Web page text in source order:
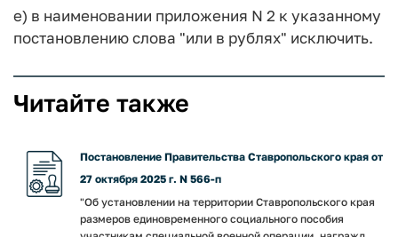
е) в наименовании приложения N 2 к указанному
постановлению слова "или в рублях" исключить.
Читайте также
Постановление Правительства Ставропольского края от
27 октября 2025 г. N 566-п
"Об установлении на территории Ставропольского края
размеров единовременного социального пособия